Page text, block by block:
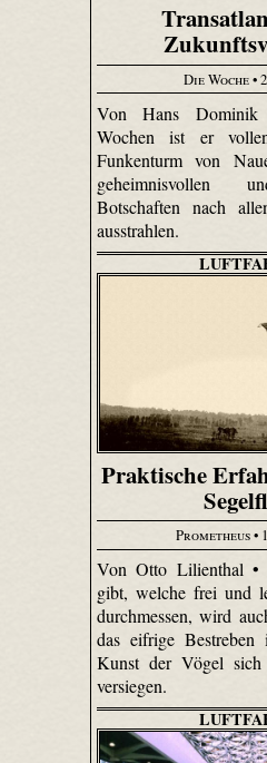
Die Woche•
Von Hans
Wochen ist er
Funkenturm von
geheimnisvollen
Botschaften nach
ausstrahlen.
Praktische
Prometheus•
Von Otto Lilienthal •
gibt, welche frei und
durchmessen, wird
das eifrige
Kunst der Vögel sich
versiegen.